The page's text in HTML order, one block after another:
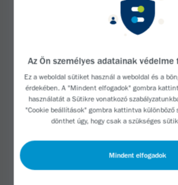
Az Ön személyes adatainak védelme
Ez a weboldal sütiket használ a weboldal és a
érdekében. A "Mindent elfogadok" gombra
használatát a Sütikre vonatkozó
"Cookie beállítások" gombra kattintva különböző
dönthet úgy, hogy csak a szükséges
Mindent elfogadok
Azt hiszem, amikor egy fiatal tudós
és az érdeklődés vonzott engem is
területére.
Együtt dolgozhattam egy sráccal,
volt, aki valaha is kinyert amiloidot
hívták. Rengeteget tanultam tőle.
kaptam, ami lehetővé tette